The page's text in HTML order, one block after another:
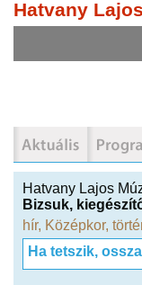
Hatvany
Hatvany Lajos
Bizsuk,
hír, Középkor,
Ha tetszik,